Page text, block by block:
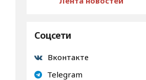
Соцсети
Вконтакте
Telegram